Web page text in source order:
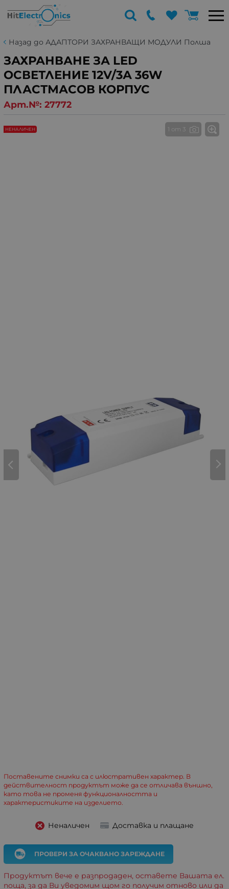
Назад до АДАПТОРИ ЗАХРАНВАЩИ МОДУЛИ Полша
ЗАХРАНВАНЕ ЗА LED
ОСВЕТЛЕНИЕ 12V/3А 36W
ПЛАСТМАСОВ КОРПУС
Арт.№: 27772
1 от 3
Поставените снимки са с илюстративен характер. В
действителност продуктът може да се отличава външно,
като това не променя функционалността и
характеристиките на изделието.
НЕНАЛИЧЕН
Неналичен Доставка и плащане
ПРОВЕРИ ЗА ОЧАКВАНО ЗАРЕЖДАНЕ
Продуктът вече е разпродаден, оставете Вашата ел.
поща, за да Ви уведомим щом го получим отново или да